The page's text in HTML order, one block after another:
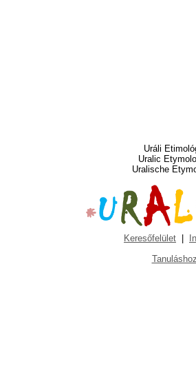
Uráli
Uralic
Uralische
Keresőfelület